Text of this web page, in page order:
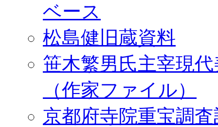
ベース
松島健旧蔵資料
笹木繁男氏主宰現
（作家ファイル）
京都府寺院重宝調